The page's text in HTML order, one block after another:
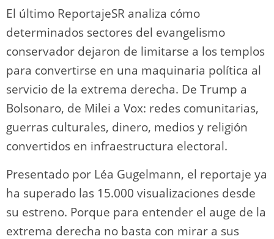
El último ReportajeSR analiza cómo
determinados sectores del evangelismo
conservador dejaron de limitarse a los templos
para convertirse en una maquinaria política al
servicio de la extrema derecha. De Trump a
Bolsonaro, de Milei a Vox: redes comunitarias,
guerras culturales, dinero, medios y religión
convertidos en infraestructura electoral.
Presentado por Léa Gugelmann, el reportaje ya
ha superado las 15.000 visualizaciones desde
su estreno. Porque para entender el auge de la
extrema derecha no basta con mirar a sus